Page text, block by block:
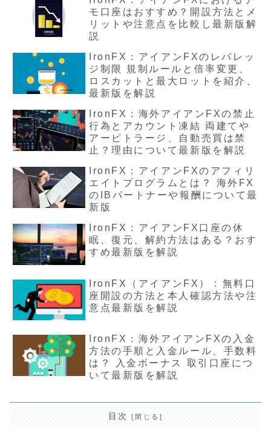
モ口座はおすすめ？開設方法とメ
リットや注意点を比較し最新版解
説
IronFX：アイアンFXのレバレッ
ジ制限 規制ルールと倍率変更、
ロスカットと最大ロットを紹介、
最新版を解説
IronFX：海外アイアンFXの禁止
行為とアカウント凍結 両建てや
アービトラージ、自動売買は禁
止？理由について最新版を解説
IronFX：アイアンFXのアフィリ
エイトプログラムとは？ 海外FX
のIBパートナーや報酬について最
新版
IronFX：アイアンFX口座の休
眠、復元、解約方法はある？おす
すめ最新版を解説
IronFX（アイアンFX） : 無料口
座開設の方法と本人確認方法や注
意点最新版を解説
IronFX：海外アイアンFXの入金
方法の手順と入金ルール、手数料
は？ 入金ボーナス 取引口座につ
いて最新版を解説
目次